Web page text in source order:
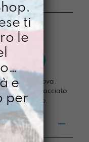
x 1,5 cm ]
di Padova.
sempre tracciato.
ai 100 euro.
ti
le
e
per